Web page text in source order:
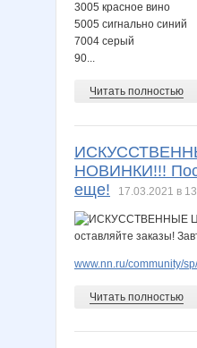
3005 красное вино
5005 сигнально синий
7004 серый
90...
Читать полностью
НОВИНКИ!!!
еще!
17.03.2021 в
www.nn.ru/community/
Читать полностью